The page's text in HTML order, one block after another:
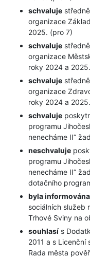
schvaluje
organizace
2025. (pro 7)
schvaluje
organizace
roky 2024 a 2025.
schvaluje
organizace
roky 2024 a
schvaluje
programu
nenecháme II“
neschvaluje
programu
nenecháme II“
dotačního
byla informována
sociálních služeb
Trhové Sviny na
souhlasí s
2011 a s Licenční
Rada města